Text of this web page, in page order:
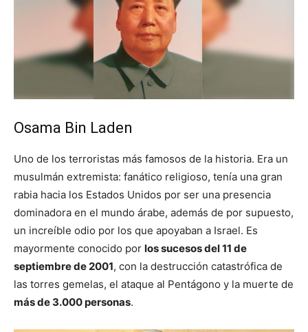
Osama Bin Laden
Uno de los terroristas más famosos de la historia. Era un
musulmán extremista: fanático religioso, tenía una gran
rabia hacia los Estados Unidos por ser una presencia
dominadora en el mundo árabe, además de por supuesto,
un increíble odio por los que apoyaban a Israel. Es
mayormente conocido por los sucesos del 11 de
septiembre de 2001, con la destrucción catastrófica de
las torres gemelas, el ataque al Pentágono y la muerte de
más de 3.000 personas.